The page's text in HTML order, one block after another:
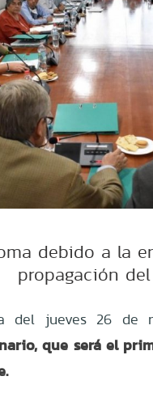
debido a la
propagación
del jueves 26 de
que será el